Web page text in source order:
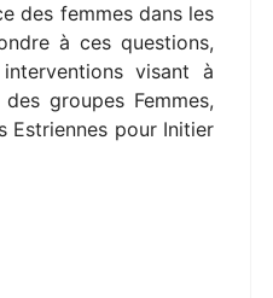
des femmes dans les
à ces questions,
visant à
groupes Femmes,
Estriennes pour Initier